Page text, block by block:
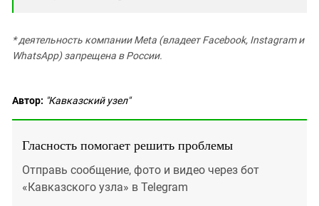
* деятельность компании Meta (владеет Facebook, Instagram и
WhatsApp) запрещена в России.
Автор: "Кавказский узел"
Гласность помогает решить проблемы
Отправь сообщение, фото и видео через бот
«Кавказского узла» в Telegram